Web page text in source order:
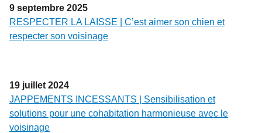
9 septembre 2025
RESPECTER LA LAISSE | C’est aimer son chien et
respecter son voisinage
19 juillet 2024
JAPPEMENTS INCESSANTS | Sensibilisation et
solutions pour une cohabitation harmonieuse avec le
voisinage